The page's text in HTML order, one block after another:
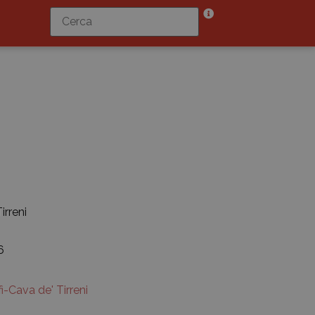
Cava de' Tirreni